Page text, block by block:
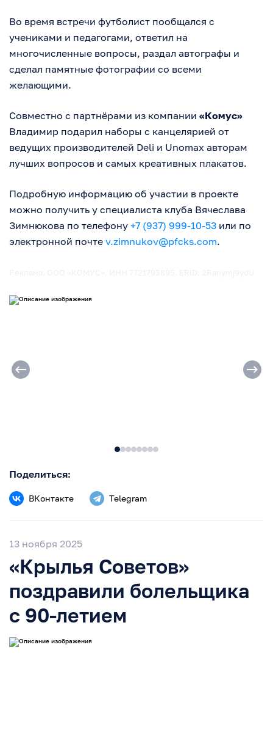
Во время встречи футболист пообщался с
учениками и педагогами, ответил на
многочисленные вопросы, раздал автографы и
сделал памятные фотографии со всеми
желающими.
Совместно с партнёрами из компании «Комус»
Владимир подарил наборы с канцелярией от
ведущих производителей Deli и Unomax авторам
лучших вопросов и самых креативных плакатов.
Подробную информацию об участии в проекте
можно получить у специалиста клуба Вячеслава
Зимнюкова по телефону +7 (937) 999-10-53 или по
электронной почте v.zimnukov@pfcks.com.
Поделиться:
ВКонтакте Telegram
13 ноября 2025
«Крылья Советов»
поздравили болельщика
с 90-летием